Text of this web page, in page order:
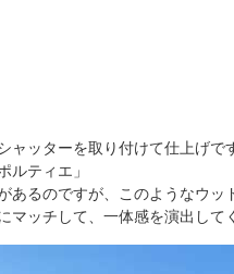
ッターを取り付けて仕上げで
ルティエ」
あるのですが、このようなウ
マッチして、一体感を演出して